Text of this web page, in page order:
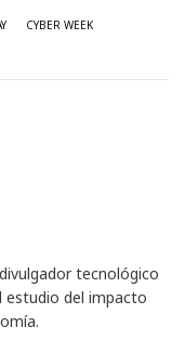
CYBER WEEK
tecnológico
estudio del impacto